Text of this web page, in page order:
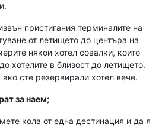
пристигания терминалите на
от летището до центъра на
някои хотел совалки, които
хотелите в близост до летището.
сте резервирали хотел вече.
за наем;
кола от една дестинация и да я